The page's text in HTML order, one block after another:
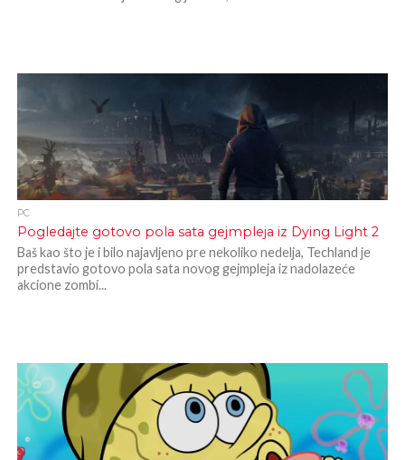
PC
Pogledajte gotovo pola sata gejmpleja iz Dying Light 2
Baš kao što je i bilo najavljeno pre nekoliko nedelja, Techland je
predstavio gotovo pola sata novog gejmpleja iz nadolazeće
akcione zombi...